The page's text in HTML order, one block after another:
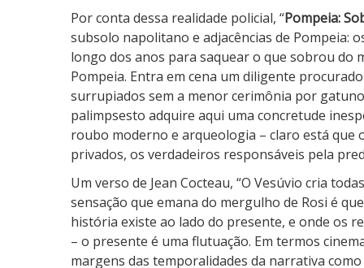
Por conta dessa realidade policial, “Pompeia:
subsolo napolitano e adjacências de Pompeia:
longo dos anos para saquear o que sobrou do
Pompeia. Entra em cena um diligente
surrupiados sem a menor cerimônia por
palimpsesto adquire aqui uma concretude
roubo moderno e arqueologia – claro está
privados, os verdadeiros responsáveis pela
Um verso de Jean Cocteau, “O Vesúvio cria
sensação que emana do mergulho de Rosi é
história existe ao lado do presente, e onde os
– o presente é uma flutuação. Em termos
margens das temporalidades da narrativa